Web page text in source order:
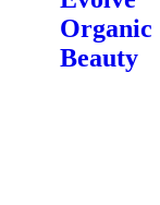
Organic
Beauty